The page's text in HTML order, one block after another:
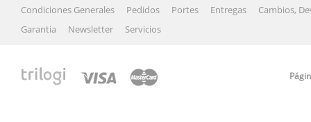
Condiciones Generales
Pedidos Portes Entregas
Cambios,
Garantia
Newsletter Servicios